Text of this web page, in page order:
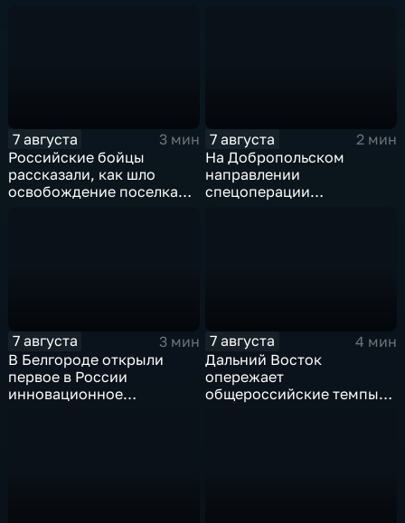
7 августа
3 мин
Российские бойцы
рассказали, как шло
освобождение поселка
7 августа
2 мин
На Добропольском
направлении
спецоперации
7 августа
3 мин
В Белгороде открыли
первое в России
инновационное
7 августа
4 мин
Дальний Восток
опережает
общероссийские темпы